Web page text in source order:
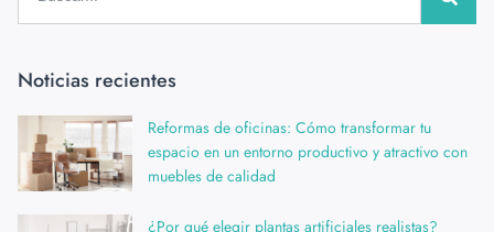
Noticias recientes
Reformas de oficinas: Cómo transformar tu
espacio en un entorno productivo y atractivo con
muebles de calidad
¿Por qué elegir plantas artificiales realistas?